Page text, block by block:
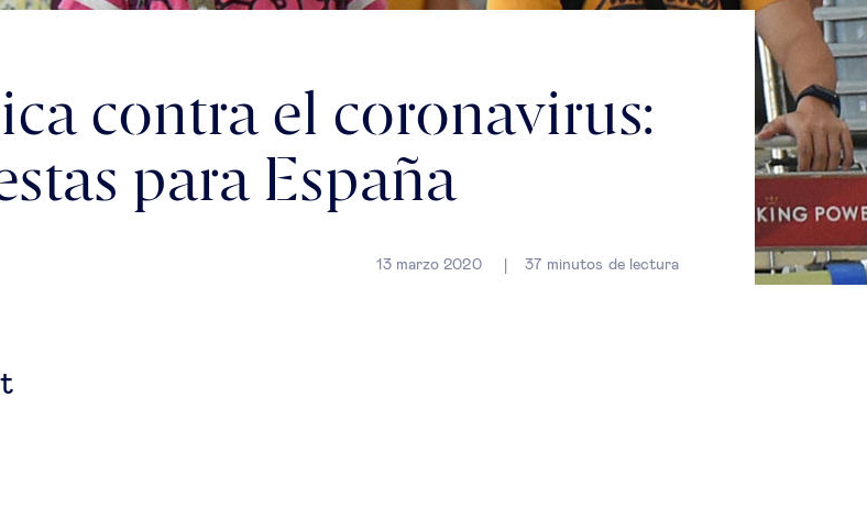
contra el coronavirus:
para España
13 marzo 2020 37 minutos de lectura